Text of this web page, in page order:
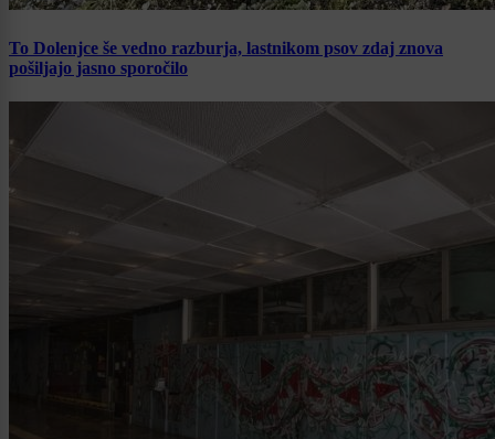
To Dolenjce še vedno razburja, lastnikom psov zdaj znova
pošiljajo jasno sporočilo